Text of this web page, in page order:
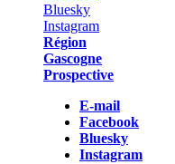
Région
Gascogne
Prospective
E-mail
Facebook
Bluesky
Instagram